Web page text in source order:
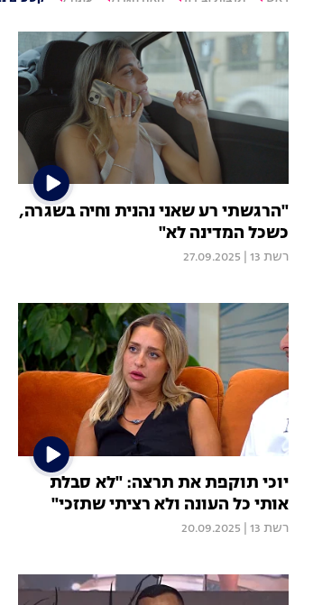
"הרגשתי רע שאני נהנית וחיה בשגרה,
כשכל המדינה לא"
רשת 13 27.09.2025
יוכי תוקפת את תרצה: "לא סבלת
אותי כל העונה ולא רציתי שתזכי"
רשת 13 20.09.2025